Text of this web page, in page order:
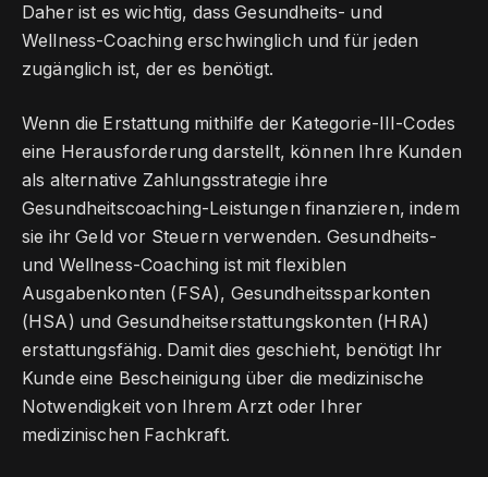
Daher ist es wichtig, dass Gesundheits- und
Wellness-Coaching erschwinglich und für jeden
zugänglich ist, der es benötigt.
Wenn die Erstattung mithilfe der Kategorie-III-Codes
eine Herausforderung darstellt, können Ihre Kunden
als alternative Zahlungsstrategie ihre
Gesundheitscoaching-Leistungen finanzieren, indem
sie ihr Geld vor Steuern verwenden. Gesundheits-
und Wellness-Coaching ist mit flexiblen
Ausgabenkonten (FSA), Gesundheitssparkonten
(HSA) und Gesundheitserstattungskonten (HRA)
erstattungsfähig. Damit dies geschieht, benötigt Ihr
Kunde eine Bescheinigung über die medizinische
Notwendigkeit von Ihrem Arzt oder Ihrer
medizinischen Fachkraft.